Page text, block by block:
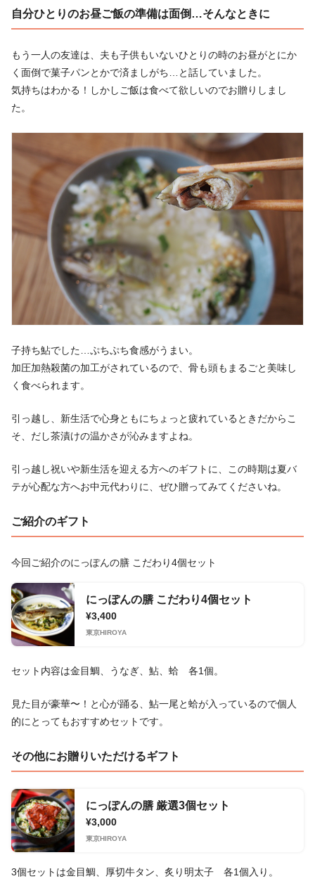
自分ひとりのお昼ご飯の準備は面倒…そんなときに
もう一人の友達は、夫も子供もいないひとりの時のお昼がとにか
く面倒で菓子パンとかで済ましがち…と話していました。
気持ちはわかる！しかしご飯は食べて欲しいのでお贈りしまし
た。
子持ち鮎でした…ぷちぷち食感がうまい。
加圧加熱殺菌の加工がされているので、骨も頭もまるごと美味し
く食べられます。
引っ越し、新生活で心身ともにちょっと疲れているときだからこ
そ、だし茶漬けの温かさが沁みますよね。
引っ越し祝いや新生活を迎える方へのギフトに、この時期は夏バ
テが心配な方へお中元代わりに、ぜひ贈ってみてくださいね。
ご紹介のギフト
今回ご紹介のにっぽんの膳 こだわり4個セット
にっぽんの膳 こだわり4個セット
¥3,400
東京HIROYA
セット内容は金目鯛、うなぎ、鮎、蛤 各1個。
見た目が豪華〜！と心が踊る、鮎一尾と蛤が入っているので個人
的にとってもおすすめセットです。
その他にお贈りいただけるギフト
にっぽんの膳 厳選3個セット
¥3,000
東京HIROYA
3個セットは金目鯛、厚切牛タン、炙り明太子 各1個入り。